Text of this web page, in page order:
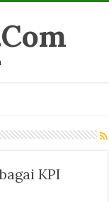
KPI